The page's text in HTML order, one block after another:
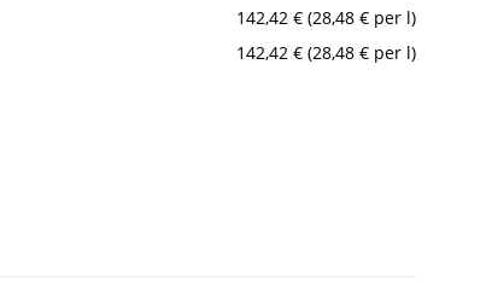
142,42 € (28,48 € per l)
142,42 € (28,48 € per l)